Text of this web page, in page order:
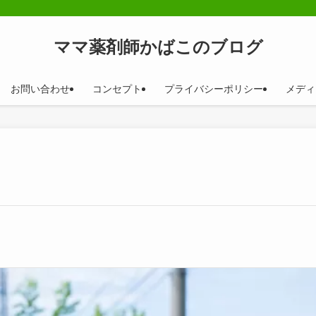
ママ薬剤師かばこのブログ
お問い合わせ コンセプト プライバシーポリシー メデ